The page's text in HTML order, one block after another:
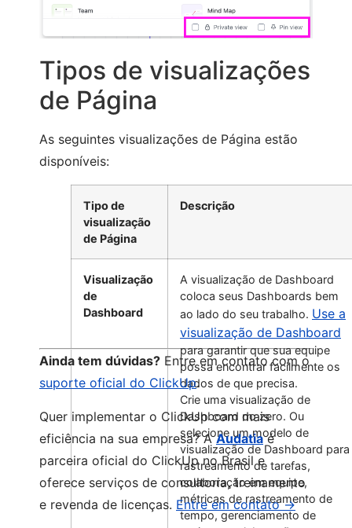
Tipos de visualizações
de Página
As seguintes visualizações de Página estão
disponíveis:
Tipo de
visualização
de Página
Descrição
Visualização
de
Dashboard
A visualização de Dashboard
coloca seus Dashboards bem
ao lado do seu trabalho. Use a
visualização de Dashboard
para garantir que sua equipe
possa encontrar facilmente os
dados de que precisa.
Crie uma visualização de
Dashboard do zero. Ou
selecione um modelo de
visualização de Dashboard para
rastreamento de tarefas,
colaboração em equipe,
métricas de rastreamento de
tempo, gerenciamento de
Ainda tem dúvidas? Entre em contato com o
suporte oficial do ClickUp.
Quer implementar o ClickUp com mais
eficiência na sua empresa? AAudatiaé
parceira oficial do ClickUp no Brasil e
oferece serviços de consultoria, treinamento
e revenda de licenças. Entre em contato →